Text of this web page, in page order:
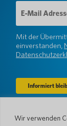
Wir verwenden
E-
Mail-
Adresse
(erforderlich)
Mit der
einverstanden,